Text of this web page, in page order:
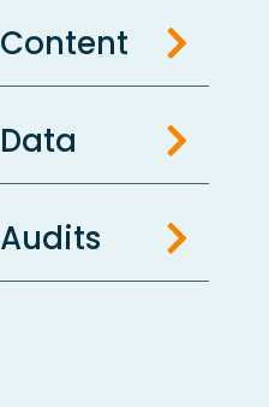
Content
Data
Audits